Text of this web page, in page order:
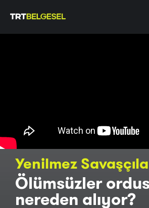
Yenilmez
Ölümsüzler
nereden alıyor?